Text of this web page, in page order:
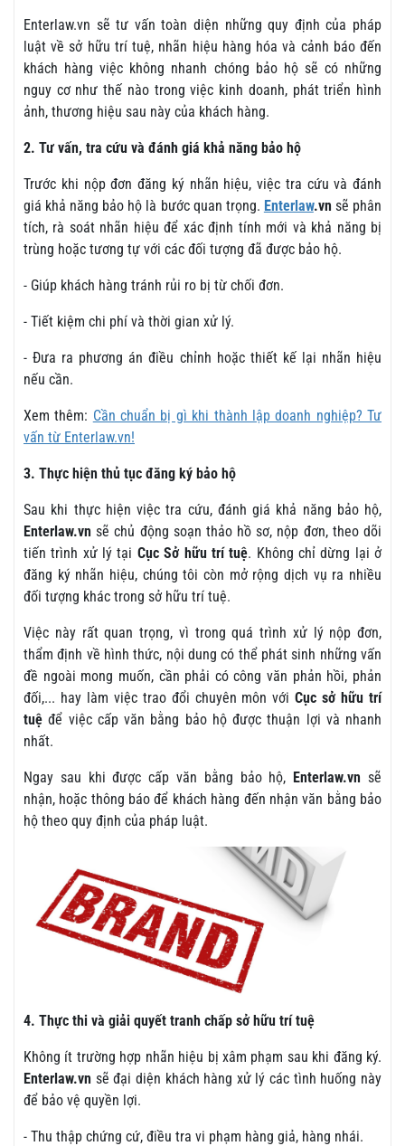
Enterlaw.vn sẽ tư vấn toàn diện những quy định của pháp
luật về sở hữu trí tuệ, nhãn hiệu hàng hóa và cảnh báo đến
khách hàng việc không nhanh chóng bảo hộ sẽ có những
nguy cơ như thế nào trong việc kinh doanh, phát triển hình
ảnh, thương hiệu sau này của khách hàng.
2. Tư vấn, tra cứu và đánh giá khả năng bảo hộ
Trước khi nộp đơn đăng ký nhãn hiệu, việc tra cứu và đánh
giá khả năng bảo hộ là bước quan trọng. Enterlaw.vn sẽ phân
tích, rà soát nhãn hiệu để xác định tính mới và khả năng bị
trùng hoặc tương tự với các đối tượng đã được bảo hộ.
- Giúp khách hàng tránh rủi ro bị từ chối đơn.
- Tiết kiệm chi phí và thời gian xử lý.
- Đưa ra phương án điều chỉnh hoặc thiết kế lại nhãn hiệu
nếu cần.
Xem thêm: Cần chuẩn bị gì khi thành lập doanh nghiệp? Tư
vấn từ Enterlaw.vn!
3. Thực hiện thủ tục đăng ký bảo hộ
Sau khi thực hiện việc tra cứu, đánh giá khả năng bảo hộ,
Enterlaw.vn sẽ chủ động soạn thảo hồ sơ, nộp đơn, theo dõi
tiến trình xử lý tại Cục Sở hữu trí tuệ. Không chỉ dừng lại ở
đăng ký nhãn hiệu, chúng tôi còn mở rộng dịch vụ ra nhiều
đối tượng khác trong sở hữu trí tuệ.
Việc này rất quan trọng, vì trong quá trình xử lý nộp đơn,
thẩm định về hình thức, nội dung có thể phát sinh những vấn
đề ngoài mong muốn, cần phải có công văn phản hồi, phản
đối,... hay làm việc trao đổi chuyên môn vớiCục sở hữu trí
tuệ để việc cấp văn bằng bảo hộ được thuận lợi và nhanh
nhất.
Ngay sau khi được cấp văn bằng bảo hộ, Enterlaw.vn sẽ
nhận, hoặc thông báo để khách hàng đến nhận văn bằng bảo
hộ theo quy định của pháp luật.
4. Thực thi và giải quyết tranh chấp sở hữu trí tuệ
Không ít trường hợp nhãn hiệu bị xâm phạm sau khi đăng ký.
Enterlaw.vn sẽ đại diện khách hàng xử lý các tình huống này
để bảo vệ quyền lợi.
- Thu thập chứng cứ, điều tra vi phạm hàng giả, hàng nhái.